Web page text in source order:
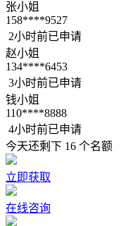
张小姐
158****9527
2小时前已申请
赵小姐
134****6453
3小时前已申请
钱小姐
110****8888
4小时前已申请
今天还剩下 16 个名额
立即获取
在线咨询